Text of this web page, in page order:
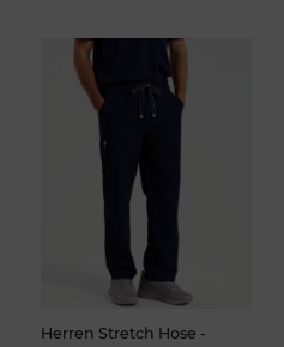
Herren Stretch Hose -